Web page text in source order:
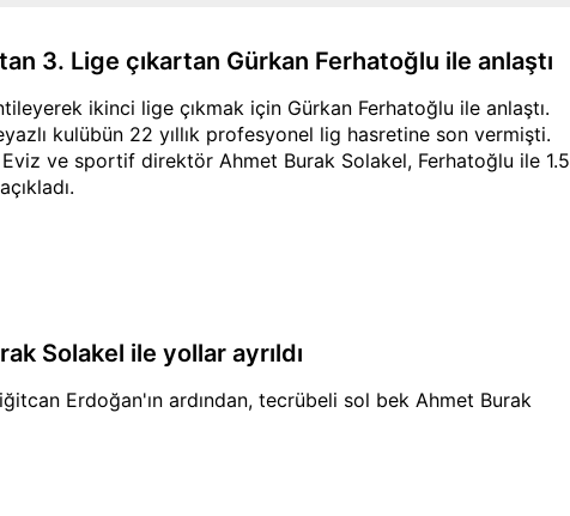
3. Lige çıkartan Gürkan Ferhatoğlu ile anlaştı
ikinci lige çıkmak için Gürkan Ferhatoğlu ile anlaştı.
kulübün 22 yıllık profesyonel lig hasretine son vermişti.
Eviz ve sportif direktör Ahmet Burak Solakel, Ferhatoğlu ile 1.5
Solakel ile yollar ayrıldı
Erdoğan'ın ardından, tecrübeli sol bek Ahmet Burak